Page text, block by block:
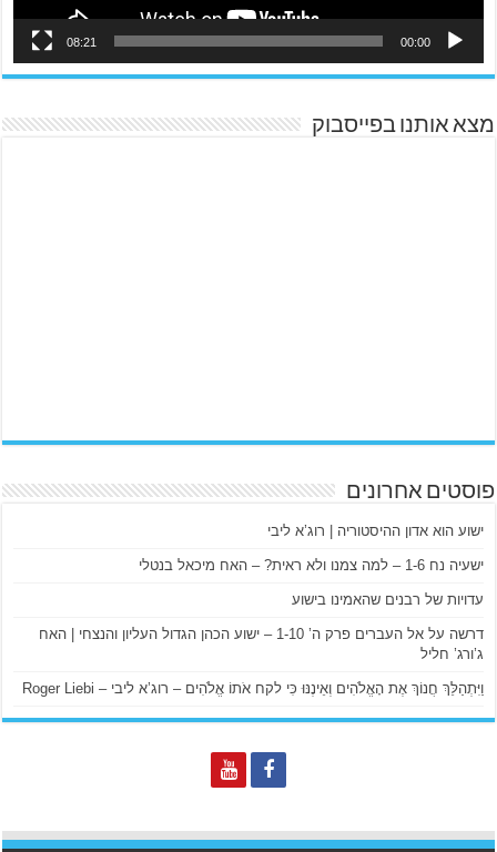
00:00
08:21
מצא אותנו בפייסבוק
פוסטים אחרונים
ישוע הוא אדון ההיסטוריה | רוג’א ליבי
ישעיה נח 1-6 – למה צמנו ולא ראית? – האח מיכאל בנטלי
עדויות של רבנים שהאמינו בישוע
דרשה על אל העברים פרק ה’ 1-10 – ישוע הכהן הגדול העליון והנצחי | האח
ג’ורג’ חליל
וַיִּתְהַלֵּךְ חֲנוֹךְ אֶת הָאֱלֹהִים וְאֵינֶנּוּ כִּי לקח אֹתוֹ אֱלֹהִים – רוג’א ליבי – Roger Liebi